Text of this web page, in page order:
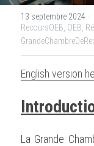
13 septembre 2024 ·
RecoursOEB, OEB,
English version
La Grande